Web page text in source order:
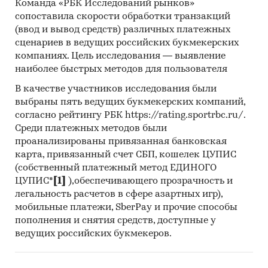
- Двигатели постоянного тока мощностью не
более 37,5 Вт
- Универсальные двигатели переменного/
постоянного тока мощностью более 37,5 Вт
- Прочие двигатели постоянного тока;
генераторы постоянного тока мощностью не
более 750 Вт
- Прочие двигатели постоянного тока;
генераторы постоянного тока мощностью
более 750 Вт, но не более 75 кВт
- Прочие двигатели постоянного тока;
генераторы постоянного тока мощностью
более 75 кВт, но не более 375 кВт
- Прочие двигатели постоянного тока;
генераторы постоянного тока номинальной
выходной мощностью более 375 кВт
Команда «РБК Исследований рынков»
сопоставила скорости обработки транзакций
(ввод и вывод средств) различных платежных
сценариев в ведущих российских букмекерских
компаниях. Цель исследования — выявление
наиболее быстрых методов для пользователя
В качестве участников исследования были
выбраны пять ведущих букмекерских компаний,
согласно рейтингу РБК https://rating.sportrbc.ru/.
Среди платежных методов были
проанализированы привязанная банковская
карта, привязанный счет СБП, кошелек ЦУПИС
(собственный платежный метод ЕДИНОГО
ЦУПИС* [1]
),обеспечивающего прозрачность и
легальность расчетов в сфере азартных игр),
мобильные платежи, SberPay и прочие способы
пополнения и снятия средств, доступные у
ведущих российских букмекеров.